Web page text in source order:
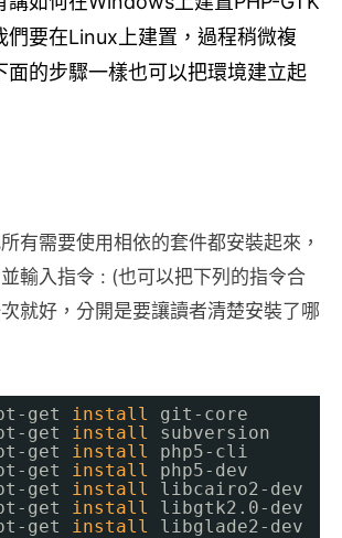
們要在Linux上建置，過程稍微複
面的步驟一樣也可以把環境建立起
有需要使用相依的套件都安裝起來，
輸入指令 : (也可以把下列的指令合
就好，分開是要讓讀者清楚安裝了哪
get install
git-core
get install
subversion
get install
php5-cli
get install
php5-dev
get install
libcairo2-dev
get install
libgtk2.0-dev
get install libglade2-dev